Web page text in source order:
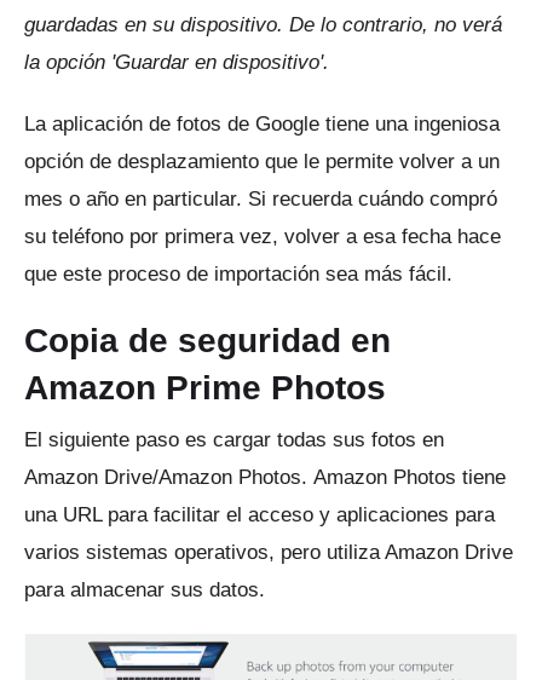
guardadas en su dispositivo. De lo contrario, no verá
la opción 'Guardar en dispositivo'.
La aplicación de fotos de Google tiene una ingeniosa
opción de desplazamiento que le permite volver a un
mes o año en particular. Si recuerda cuándo compró
su teléfono por primera vez, volver a esa fecha hace
que este proceso de importación sea más fácil.
Copia de seguridad en
Amazon Prime Photos
El siguiente paso es cargar todas sus fotos en
Amazon Drive/Amazon Photos. Amazon Photos tiene
una URL para facilitar el acceso y aplicaciones para
varios sistemas operativos, pero utiliza Amazon Drive
para almacenar sus datos.